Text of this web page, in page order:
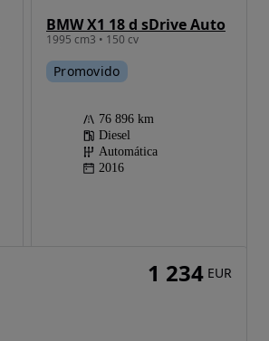
BMW X1 18 d sDrive Auto
1995 cm3 • 150 cv
Promovido
76 896 km
Diesel
Automática
2016
1 234 EUR